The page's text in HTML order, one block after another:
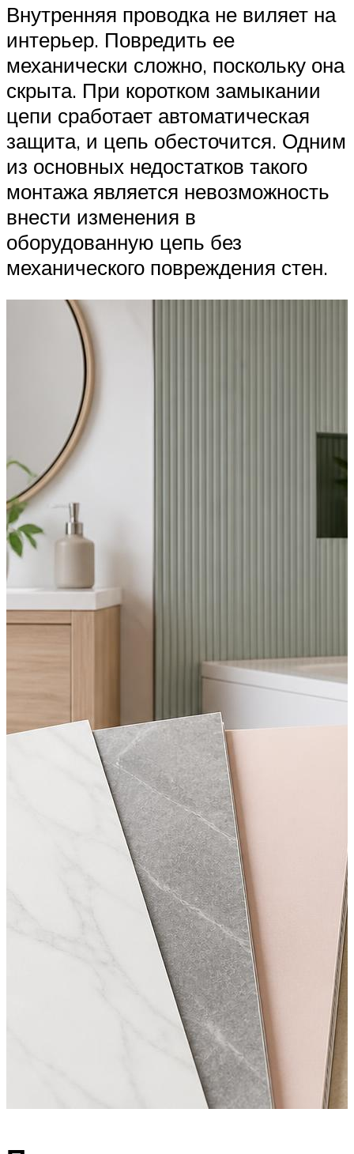
Внутренняя проводка не виляет на
интерьер. Повредить ее
механически сложно, поскольку она
скрыта. При коротком замыкании
цепи сработает автоматическая
защита, и цепь обесточится. Одним
из основных недостатков такого
монтажа является невозможность
внести изменения в
оборудованную цепь без
механического повреждения стен.